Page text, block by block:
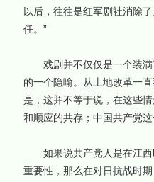
以后，往往是红军剧社消除
任。”
戏剧并不仅仅是一个装满
的一个隐喻。从土地改革一
是，这并不等于说，在这些
和顺应的共存；中国共产党
如果说共产党人是在江西
重要性，那么在对日抗战时